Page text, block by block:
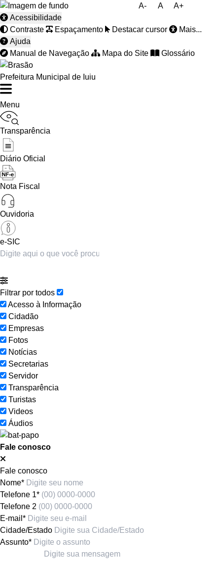
A- A
A+
Acessibilidade
Contraste
Espaçamento Destacar cursor
Mais...
Ajuda
Manual de Navegação
Mapa do Site Glossário
Prefeitura Municipal de Iuiu
Menu
Transparência
Diário Oficial
Nota Fiscal
Ouvidoria
e-SIC
Filtrar por todos
Acesso à Informação
Cidadão
Empresas
Fotos
Notícias
Secretarias
Servidor
Transparência
Turistas
Videos
Áudios
Fale conosco
Fale conosco
Nome*
Telefone 1*
Telefone 2
E-mail*
Cidade/Estado
Assunto*